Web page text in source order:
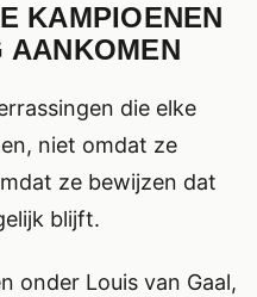
KAMPIOENEN
AANKOMEN
die elke
niet omdat ze
ze bewijzen dat
blijft.
onder Louis van Gaal,